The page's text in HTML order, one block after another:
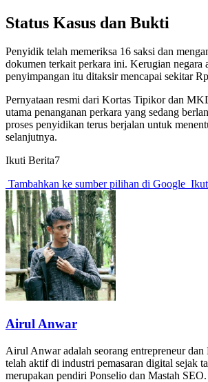
Status Kasus dan Bukti
Penyidik telah memeriksa 16 saksi dan
dokumen terkait perkara ini. Kerugian negara
penyimpangan itu ditaksir mencapai sekitar
Pernyataan resmi dari Kortas Tipikor dan
utama penanganan perkara yang sedang
proses penyidikan terus berjalan untuk
selanjutnya.
Ikuti Berita7
Tambahkan ke sumber pilihan di Google
Airul Anwar
Airul Anwar adalah seorang entrepreneur
telah aktif di industri pemasaran digital sejak
merupakan pendiri Ponselio dan Mastah SEO.